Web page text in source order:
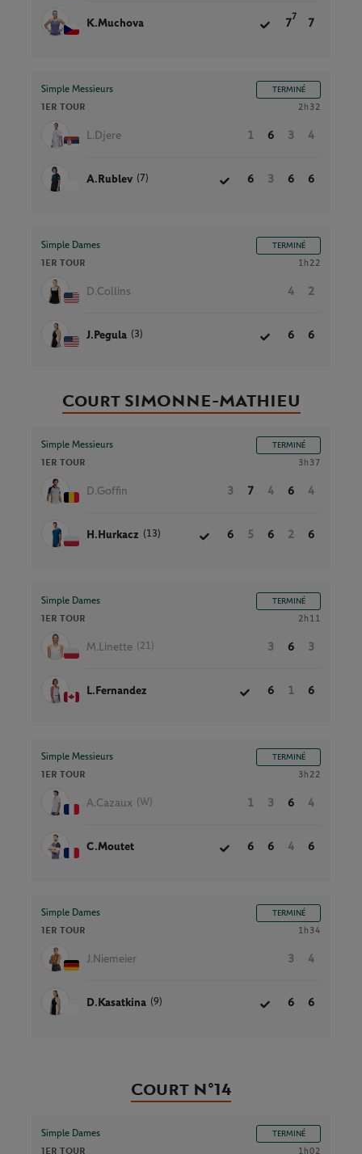
K.Muchova 7
7
7
Simple Messieurs TERMINÉ
1ER TOUR 2h32
L.Djere 1 6 3 4
A.Rublev (7) 6 3 6 6
Simple Dames TERMINÉ
1ER TOUR 1h22
D.Collins 4 2
J.Pegula (3) 6 6
Court SIMONNE-MATHIEU
Simple Messieurs TERMINÉ
1ER TOUR 3h37
D.Goffin 3 7 4 6 4
H.Hurkacz (13) 6 5 6 2 6
Simple Dames TERMINÉ
1ER TOUR 2h11
M.Linette (21) 3 6 3
L.Fernandez 6 1 6
Simple Messieurs TERMINÉ
1ER TOUR 3h22
A.Cazaux (W) 1 3 6 4
C.Moutet 6 6 4 6
Simple Dames TERMINÉ
1ER TOUR 1h34
J.Niemeier 3 4
D.Kasatkina (9) 6 6
Court N°14
Simple Dames TERMINÉ
1ER TOUR 1h02